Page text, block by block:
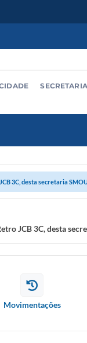
3C, desta secretaria
JCB 3C, desta
Movimentações